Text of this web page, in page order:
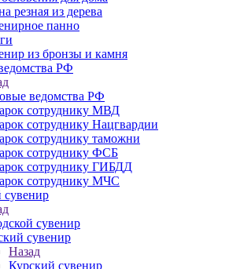
резная из дерева
панно
из бронзы и камня
РФ
ведомства РФ
сотруднику МВД
сотруднику Нацгвардии
сотруднику таможни
сотруднику ФСБ
сотруднику ГИБДД
сотруднику МЧС
сувенир
сувенир
сувенир
Назад
Курский сувенир